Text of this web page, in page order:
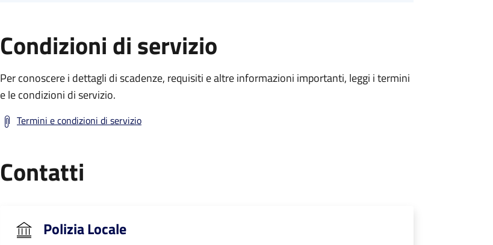
Condizioni di servizio
Per conoscere i dettagli di scadenze, requisiti e altre informazioni importanti, leggi i termini
e le condizioni di servizio.
Termini e condizioni di servizio
Contatti
Polizia Locale